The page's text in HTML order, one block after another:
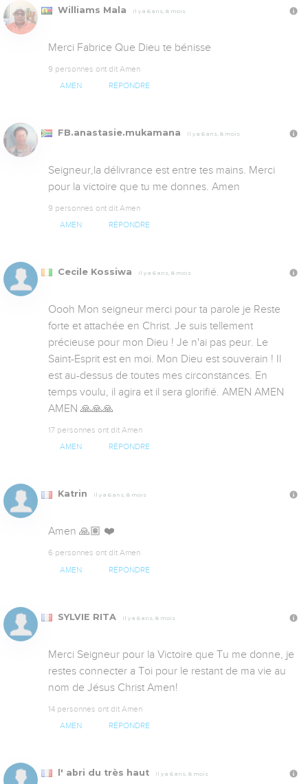
Williams Mala Il y a 6 ans, 8 mois
Merci Fabrice Que Dieu te bénisse
9 personnes ont dit Amen
AMEN RÉPONDRE
FB.anastasie.mukamana Il y a 6 ans, 8 mois
Seigneur,la délivrance est entre tes mains. Merci
pour la victoire que tu me donnes. Amen
9 personnes ont dit Amen
AMEN RÉPONDRE
Cecile Kossiwa Il y a 6 ans, 8 mois
Oooh Mon seigneur merci pour ta parole je Reste
forte et attachée en Christ. Je suis tellement
précieuse pour mon Dieu ! Je n'ai pas peur. Le
Saint-Esprit est en moi. Mon Dieu est souverain ! Il
est au-dessus de toutes mes circonstances. En
temps voulu, il agira et il sera glorifié. AMEN AMEN
AMEN 🙏🙏🙏
17 personnes ont dit Amen
AMEN RÉPONDRE
Katrin Il y a 6 ans, 8 mois
Amen 🙏🏽 ❤️
6 personnes ont dit Amen
AMEN RÉPONDRE
SYLVIE RITA Il y a 6 ans, 8 mois
Merci Seigneur pour la Victoire que Tu me donne, je
restes connecter a Toi pour le restant de ma vie au
nom de Jésus Christ Amen!
14 personnes ont dit Amen
AMEN RÉPONDRE
l' abri du très haut Il y a 6 ans, 8 mois